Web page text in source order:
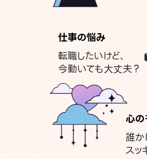
仕事の悩み
転職したいけど、
今動いても大丈夫？
心の
誰か
スッ